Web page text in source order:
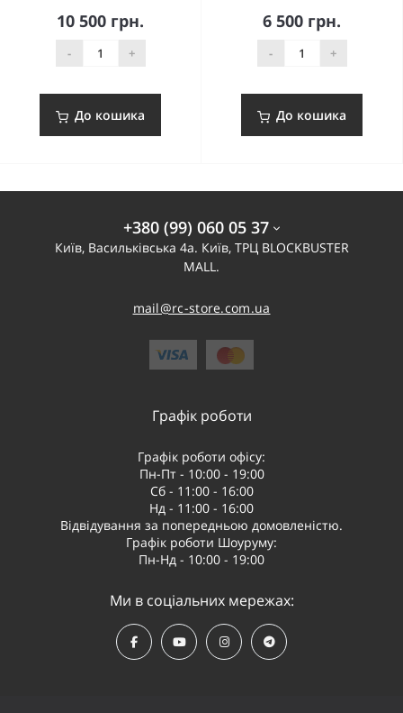
10 500 грн.
- +
До кошика
6 500 грн.
- +
До кошика
+380 (99) 060 05 37
Київ, Васильківська 4а. Київ, ТРЦ BLOCKBUSTER
MALL.
mail@rc-store.com.ua
Графік роботи
Графік роботи офісу:
Пн-Пт - 10:00 - 19:00
Сб - 11:00 - 16:00
Нд - 11:00 - 16:00
Відвідування за попередньою домовленістю.
Графік роботи Шоуруму:
Пн-Нд - 10:00 - 19:00
Ми в соціальних мережах: